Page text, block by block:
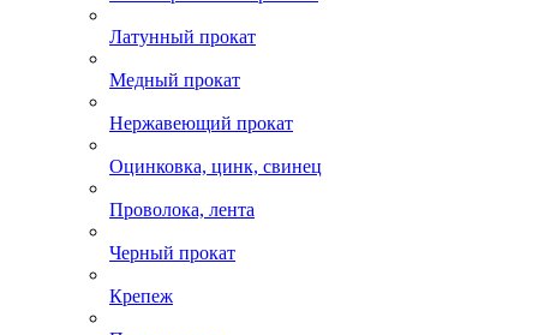
Латунный прокат
Медный прокат
Нержавеющий прокат
Оцинковка, цинк, свинец
Проволока, лента
Черный прокат
Крепеж